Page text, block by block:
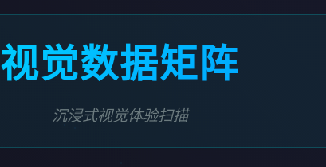
视觉数据矩阵
沉浸式视觉体验扫描